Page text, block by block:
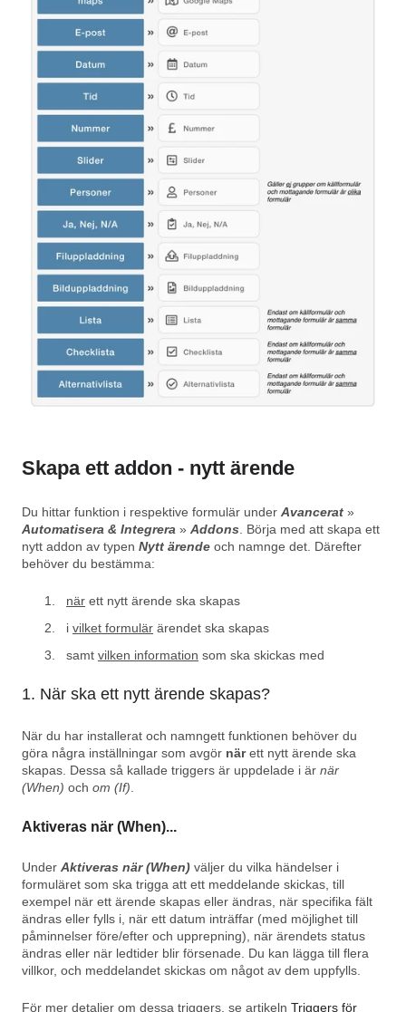
Skapa ett addon - nytt ärende
Du hittar funktion i respektive formulär under Avancerat »
Automatisera & Integrera » Addons . Börja med att skapa ett
nytt addon av typen Nytt ärende och namnge det. Därefter
behöver du bestämma:
när ett nytt ärende ska skapas
i vilket formulär ärendet ska skapas
samt vilken information som ska skickas med
1. När ska ett nytt ärende skapas?
När du har installerat och namngett funktionen behöver du
göra några inställningar som avgör närett nytt ärende ska
skapas. Dessa så kallade triggers är uppdelade i är när
(When) och om (If)
Aktiveras när (When)...
Under Aktiveras när (When) väljer du vilka händelser i
formuläret som ska trigga att ett meddelande skickas, till
exempel när ett ärende skapas eller ändras, när specifika fält
ändras eller fylls i, när ett datum inträffar (med möjlighet till
påminnelser före/efter och upprepning), när ärendets status
ändras eller när ledtider blir försenade. Du kan lägga till flera
villkor, och meddelandet skickas om något av dem uppfylls.
För mer detaljer om dessa triggers, se artikeln Triggers för